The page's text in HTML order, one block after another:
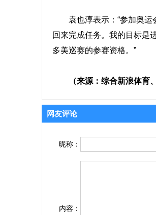
袁也淳表示：“参加奥运
回来完成任务。我的目标是
多美巡赛的参赛资格。”
（来源：综合新浪体育、
网友评论
昵称：
内容：